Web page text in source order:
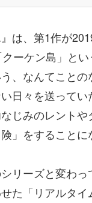
』は、第1作が
ーケン島」と
、なんてこと
日々を送って
じみのレントや
」をすることに
リーズと変わ
た「リアルタ